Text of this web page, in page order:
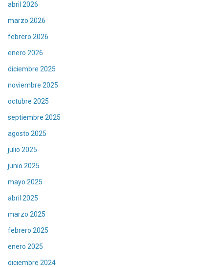
abril 2026
marzo 2026
febrero 2026
enero 2026
diciembre 2025
noviembre 2025
octubre 2025
septiembre 2025
agosto 2025
julio 2025
junio 2025
mayo 2025
abril 2025
marzo 2025
febrero 2025
enero 2025
diciembre 2024